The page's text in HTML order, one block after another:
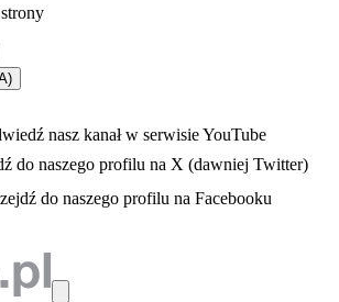
- otwiera się w nowej karcie
nasz kanał w serwisie YouTube
nowej karcie
do naszego profilu na X (dawniej Twitter)
- otwiera się w nowej karcie
do naszego profilu na Facebooku